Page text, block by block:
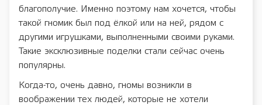
благополучие. Именно поэтому нам хочется, чтобы
такой гномик был под ёлкой или на ней, рядом с
другими игрушками, выполненными своими руками.
Такие эксклюзивные поделки стали сейчас очень
популярны.
Когда-то, очень давно, гномы возникли в
воображении тех людей, которые не хотели